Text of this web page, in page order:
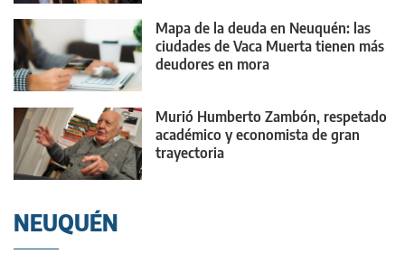
Mapa de la deuda en Neuquén: las
ciudades de Vaca Muerta tienen más
deudores en mora
Murió Humberto Zambón, respetado
académico y economista de gran
trayectoria
NEUQUÉN